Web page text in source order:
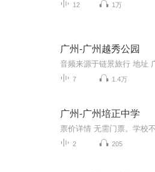
12 1万
广州-广州越秀公园
7 1.4万
广州-广州培正中学
2 205